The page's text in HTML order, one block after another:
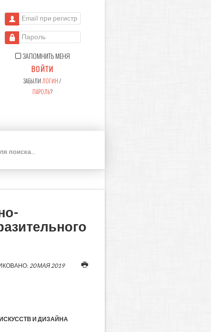
Email при регистрации
Пароль
ЗАПОМНИТЬ МЕНЯ
ВОЙТИ
ЗАБЫЛИ ЛОГИН/
ПАРОЛЬ?
К
20 МАЯ 2019
И ДИЗАЙНА